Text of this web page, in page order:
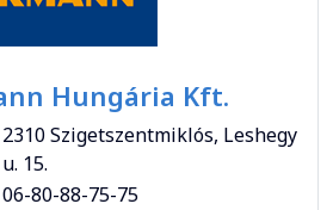
Hungária Kft.
2310 Szigetszentmiklós, Leshegy
u. 15.
06-80-88-75-75